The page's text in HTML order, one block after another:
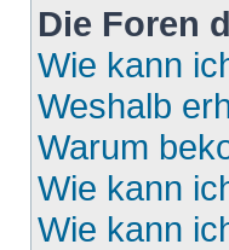
Die Foren
Wie kann
Weshalb
Warum
Wie kann
Wie kann